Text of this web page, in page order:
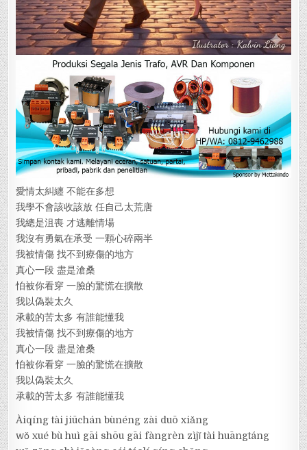
愛情太糾纏 不能在多想
我學不會該收該放 任自己太荒唐
我總是沮喪 才逃離情場
我沒有勇氣在承受 一顆心碎兩半
我被情傷 找不到療傷的地方
真心一段 盡是滄桑
怕被你看穿 一臉的驚慌在擴散
我以偽裝太久
承載的苦太多 有誰能懂我
我被情傷 找不到療傷的地方
真心一段 盡是滄桑
怕被你看穿 一臉的驚慌在擴散
我以偽裝太久
承載的苦太多 有誰能懂我
Àiqíng tài jiūchán bùnéng zài duō xiǎng
wǒ xué bù huì gāi shōu gāi fàngrèn zìjǐ tài huāngtáng